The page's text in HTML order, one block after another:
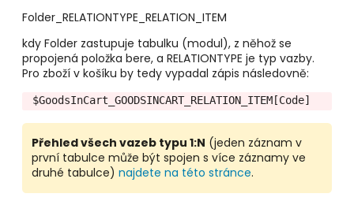
Folder_RELATIONTYPE_RELATION_ITEM
kdy Folder zastupuje tabulku (modul), z něhož se
propojená položka bere, a RELATIONTYPE je typ vazby.
Pro zboží v košíku by tedy vypadal zápis následovně:
$GoodsInCart_GOODSINCART_RELATION_ITEM[Code]
Přehled všech vazeb typu 1:N (jeden záznam v
první tabulce může být spojen s více záznamy ve
druhé tabulce) najdete na této stránce.